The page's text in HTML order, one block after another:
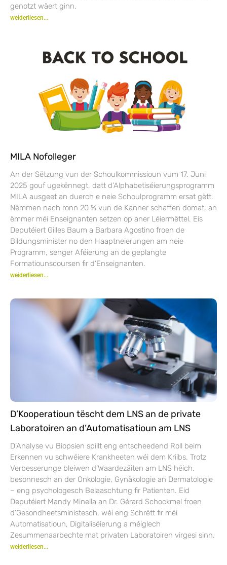
genotzt wäert ginn.
weiderliesen...
MILA Nofolleger
An der Sëtzung vun der Schoulkommissioun vum 17. Juni
2025 gouf ugekënnegt, datt d’Alphabetiséierungsprogramm
MILA ausgeet an duerch e neie Schoulprogramm ersat gëtt.
Nëmmen nach ronn 20 % vun de Kanner schaffen domat, an
ëmmer méi Enseignanten setzen op aner Léiermëttel. Eis
Deputéiert Gilles Baum a Barbara Agostino froen de
Bildungsminister no den Haaptneierungen am neie
Programm, senger Aféierung an de geplangte
Formatiounscoursen fir d’Enseignanten.
weiderliesen...
D’Kooperatioun tëscht dem LNS an de private
Laboratoiren an d’Automatisatioun am LNS
D’Analyse vu Biopsien spillt eng entscheedend Roll beim
Erkennen vu schwéiere Krankheeten wéi dem Kriibs. Trotz
Verbesserunge bleiwen d’Waardezäiten am LNS héich,
besonnesch an der Onkologie, Gynäkologie an Dermatologie
– eng psychologesch Belaaschtung fir Patienten. Eid
Deputéiert Mandy Minella an Dr. Gérard Schockmel froen
d’Gesondheetsministesch, wéi eng Schrëtt fir méi
Automatisatioun, Digitaliséierung a méiglech
Zesummenaarbechte mat privaten Laboratoiren virgesi sinn.
weiderliesen...